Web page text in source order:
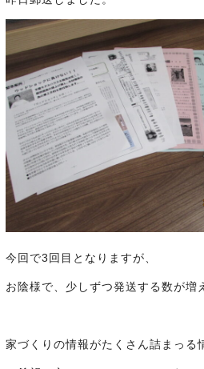
今回で3回目となりますが、
お陰様で、少しずつ発送する数が増
家づくりの情報がたくさん詰まっる